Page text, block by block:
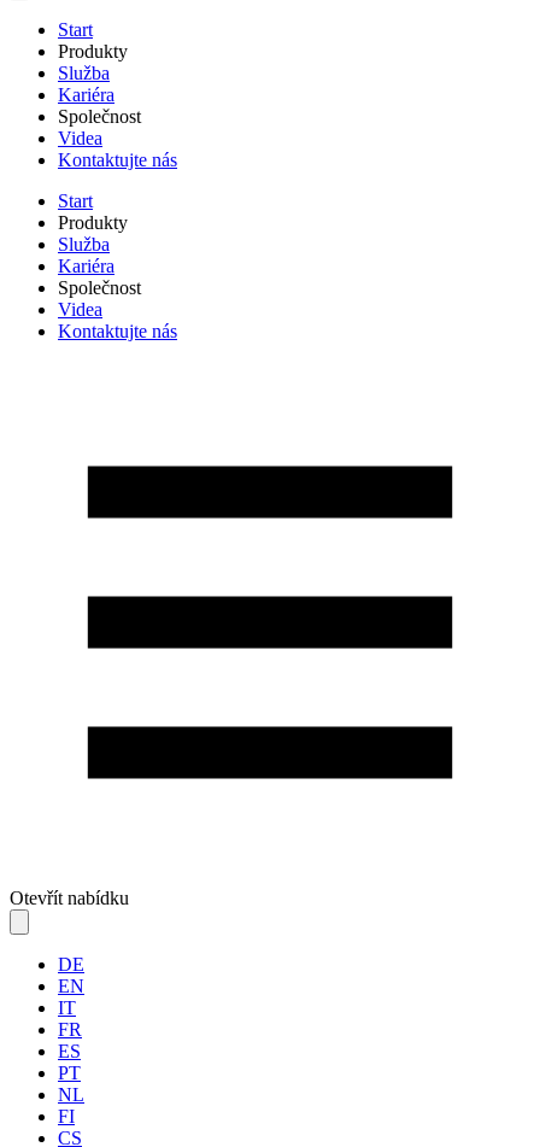
Start
Produkty
Služba
Kariéra
Společnost
Videa
Kontaktujte nás
Start
Produkty
Služba
Kariéra
Společnost
Videa
Kontaktujte nás
Otevřít nabídku
DE
EN
IT
FR
ES
PT
NL
FI
CS